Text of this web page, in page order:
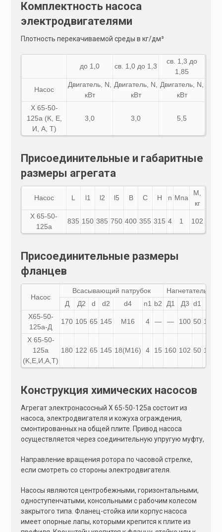
Комплектность насоса
электродвигателями
Плотность перекачиваемой среды в кг/дм³
до 1,0 св. 1,0 до 1,3
св. 1,3 до
1,85
Насос
Двигатель, N
кВт
Двигатель, N
кВт
Двигатель, N
кВт
Х 65-50-
125а (K, E,
И, A, Т)
3,0 3,0 5,5
Присоединительные и габаритные
размеры агрегата
Насос L l1 l2 l5 B C H n Мпа
М,
кг
Х 65-50-
125а
835 150 385 750 400 355 315 4 1 102
Присоединительные размеры
фланцев
Насос
Всасывающий патрубок
Нагнетательный
Д
Д2 d d2 d4 n1 b2 Д1 Д3 d1
X65-50-
125а-Д
170 105 65 145 М16 4 — — 100 50 125
X 65-50-
125а
(K,E,И,A,T)
180 122 65 145 18(М16) 4 15 160 102 50 125
Конструкция химических насосов
Агрегат электронасосный Х 65-50-125а состоит из
насоса, электродвигателя и кожуха ограждения,
смонтированных на общей плите. Привод насоса
осуществляется через соединительную упругую муфту,
Направление вращения ротора по часовой стрелке,
если смотреть со стороны электродвигателя.
Насосы являются центробежными, горизонтальными,
одноступенчатыми, консольными с рабочим колесом
закрытого типа. Фланец-стойка или корпус насоса
имеет опорные лапы, которыми крепится к плите из